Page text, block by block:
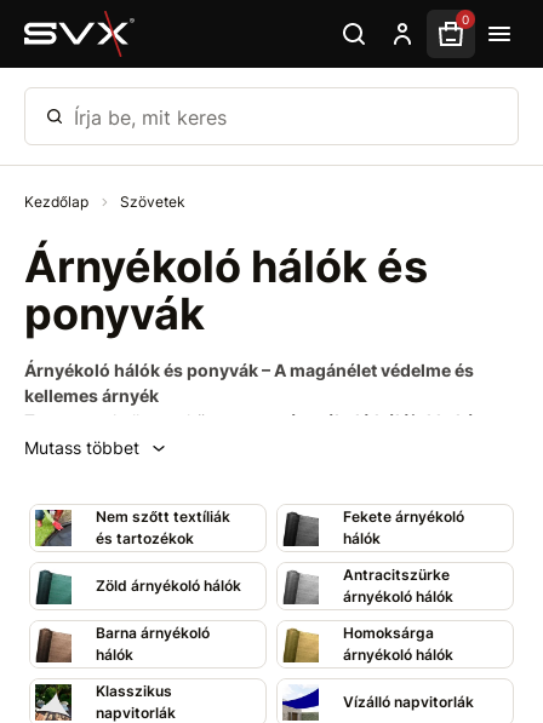
Ugrás az oldal fő részéhez 0
Írja be, mit keres
Kezdőlap Szövetek
Árnyékoló hálók és
ponyvák
Árnyékoló hálók és ponyvák – A magánélet védelme és
kellemes árnyék
Teremtsen kellemes környezetet
árnyékoló hálóinkkal és
ponyváinkkal, amelyek
sportlétesítményekhez. Különböző változatokat kínálunk az
árnyékolás mértéke, a szín és az anyag alapján, hogy
megtalálhassa a legjobb megoldást az Ön tere számára.
Válasszon kínálatunkból, és élvezze a tökéletes magánéletet
és kényelmet!
Mutass többet
Nem szőtt textíliák
és tartozékok
Fekete árnyékoló
hálók
Zöld árnyékoló hálók
Antracitszürke
árnyékoló hálók
Barna árnyékoló
hálók
Homoksárga
árnyékoló hálók
Klasszikus
napvitorlák
Vízálló napvitorlák